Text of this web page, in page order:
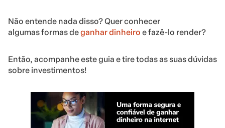
Não entende nada disso? Quer conhecer
algumas formas deganhar dinheiro e fazê-lo render?
Então, acompanhe este guia e tire todas as suas dúvidas
sobre investimentos!